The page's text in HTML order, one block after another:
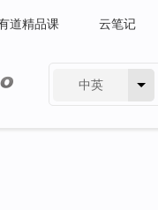
道精品课 云笔记
中英